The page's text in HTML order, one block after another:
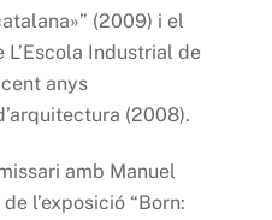
(2009) i el
Industrial de
anys
(2008).
amb Manuel
l’exposició “Born: